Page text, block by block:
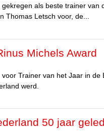
als beste trainer
Thomas Letsch voor, de...
Michels Award
Trainer van het Jaar in
werd.
50 jaar